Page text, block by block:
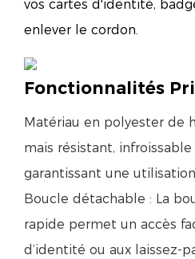
vos cartes d'identité,
enlever le cordon.
Fonctionnalités
Matériau en polyester de
mais résistant,
garantissant une
Boucle détachable : La
rapide permet un accès
d’identité ou aux laissez-